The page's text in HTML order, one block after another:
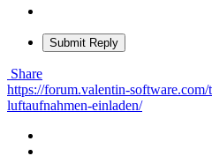
Submit Reply
Share
https://forum.valentin-
luftaufnahmen-einladen/